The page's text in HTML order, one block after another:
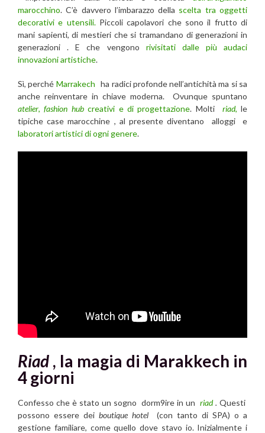
marocchino. C’è davvero l’imbarazzo della scelta tra oggetti
decorativi e utensili.Piccoli capolavori che sono il frutto di
mani sapienti, di mestieri che si tramandano di generazioni in
generazioni . E che vengono rivisitati dalle più audaci
innovazioni artistiche.
Sì, perché Marrakech ha radici profonde nell’antichità ma si sa
anche reinventare in chiave moderna. Ovunque spuntano
atelier,fashion hubcreativi e di progettazione. Molti riad, le
tipiche case marocchine , al presente diventano
alloggi e
laboratori artistici di ogni genere.
Riad , la magia di Marakkech in
4 giorni
Confesso che è stato un sogno dorm9ire in un riad. Questi
possono essere dei boutique hotel (con tanto di SPA) o a
gestione familiare, come quello dove stavo io. Inizialmente i